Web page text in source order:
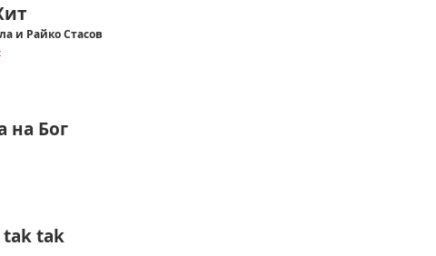
и Райко Стасов
на Бог
tak tak